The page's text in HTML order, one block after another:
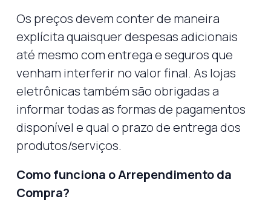
Os preços devem conter de maneira
explícita quaisquer despesas adicionais
até mesmo com entrega e seguros que
venham interferir no valor final. As lojas
eletrônicas também são obrigadas a
informar todas as formas de pagamentos
disponível e qual o prazo de entrega dos
produtos/serviços.
Como funciona o Arrependimento da
Compra?